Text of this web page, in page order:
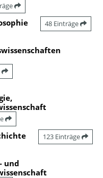
48 Einträge
123 Einträge
und